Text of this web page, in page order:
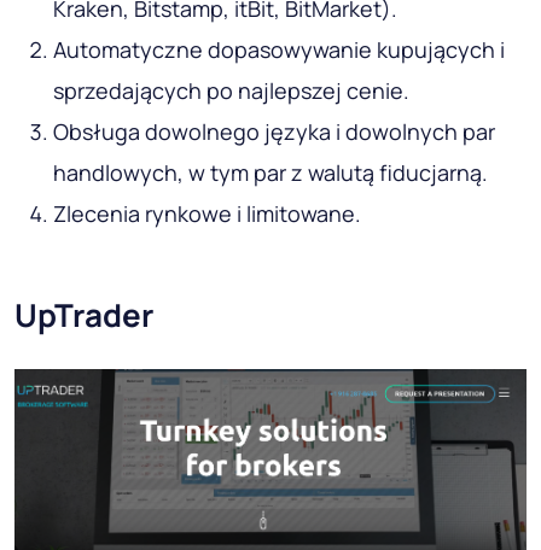
Kraken, Bitstamp, itBit, BitMarket).
Automatyczne dopasowywanie kupujących i
sprzedających po najlepszej cenie.
Obsługa dowolnego języka i dowolnych par
handlowych, w tym par z walutą fiducjarną.
Zlecenia rynkowe i limitowane.
UpTrader